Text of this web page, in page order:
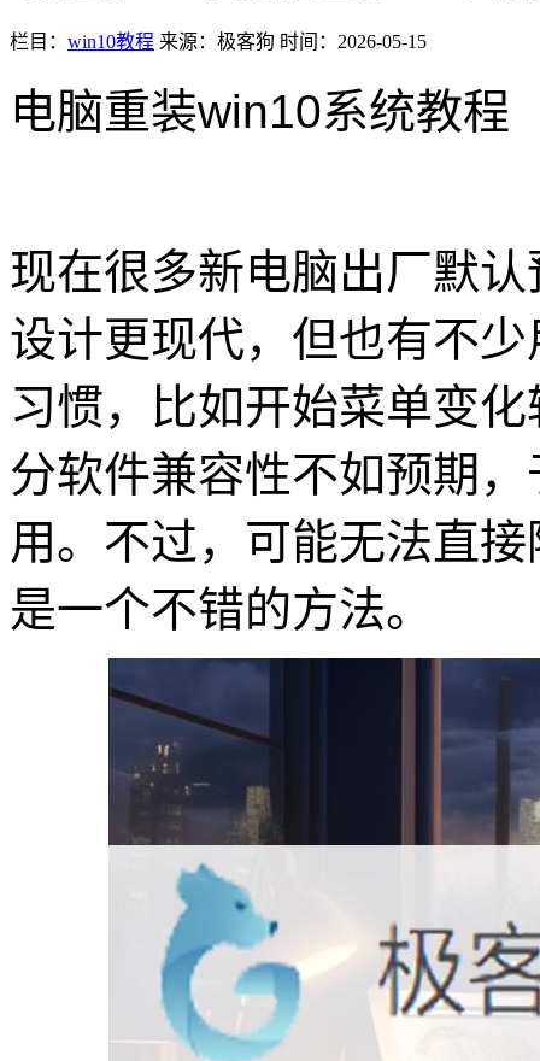
栏目： win10教程 来源：极客狗 时间：2026-05-15
电脑重装win10系统教程
现在很多新电脑出厂默
设计更现代，但也有不
习惯，比如开始菜单变
分软件兼容性不如预期
用。不过，可能无法直
是一个不错的方法。